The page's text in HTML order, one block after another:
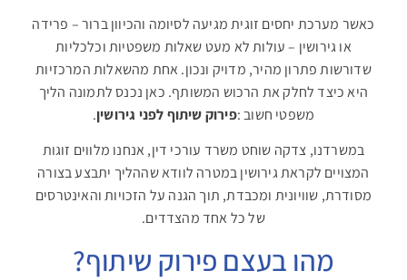
כאשר מערכת יחסים זוגית מגיעה לסיומה והכיוון ברור – פרידה
או גירושין – עולות לא מעט שאלות משפטיות וכלכליות
שדורשות פתרון מהיר, מדויק ונכון. אחת מהשאלות המרכזיות
היא כיצד לחלק את הרכוש המשותף. כאן נכנס לתמונה הליך
משפטי חשוב:פירוק שיתוף לפני גירושין.
במשרדנו, צדקה שוחט משרד עורכי דין, אנחנו מלווים זוגות
המצויים לקראת גירושין במטרה לוודא שההליך יתבצע בצורה
מסודרת, שוויונית ומכבדת, תוך הגנה על הזכויות והאינטרסים
של כל אחד מהצדדים.
מהו בעצם פירוק שיתוף?